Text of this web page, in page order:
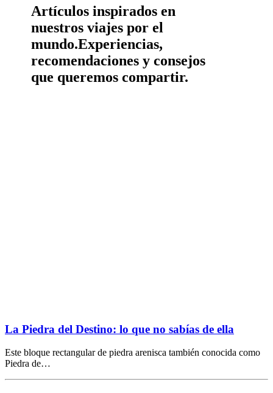
Artículos inspirados en
nuestros viajes por el
mundo.Experiencias,
recomendaciones y consejos
que queremos compartir.
La Piedra del Destino: lo que no sabías de ella
Este bloque rectangular de piedra arenisca también conocida como
Piedra de…